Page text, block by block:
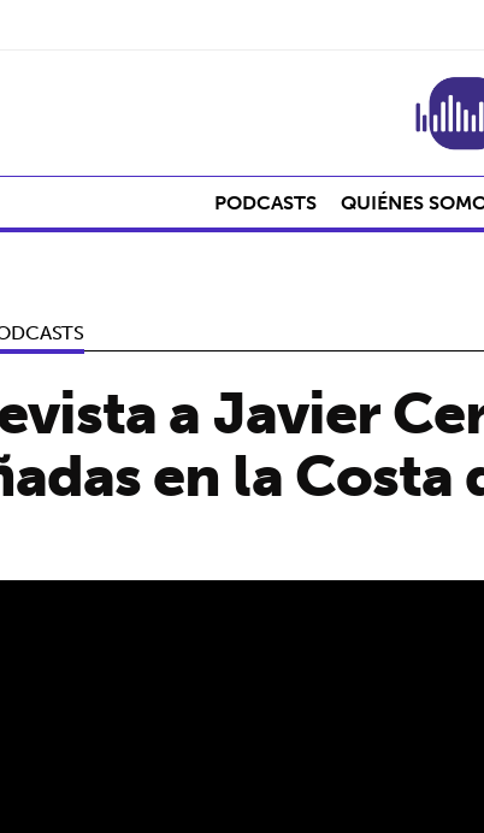
PODCASTS QUIÉNES
a Javier
en la